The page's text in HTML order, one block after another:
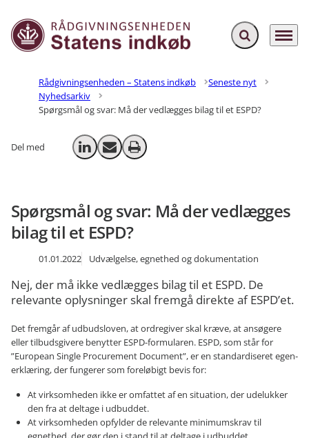
Gå til forsiden Fold søgefelt ud
Menu
Rådgivningsenheden – Statens indkøb
Seneste nyt
Nyhedsarkiv
Spørgsmål og svar: Må der vedlægges bilag til et ESPD?
Del med Del på LinkedIn
Send email
Print
Spørgsmål og svar: Må der vedlægges
bilag til et ESPD?
01.01.2022 Udvælgelse, egnethed og dokumentation
Nej, der må ikke vedlægges bilag til et ESPD. De
relevante oplysninger skal fremgå direkte af ESPD’et.
Det fremgår af udbudsloven, at ordregiver skal kræve, at ansøgere
eller tilbudsgivere benytter ESPD-formularen. ESPD, som står for
”European Single Procurement Document”, er en standardiseret egen-
erklæring, der fungerer som foreløbigt bevis for:
At virksomheden ikke er omfattet af en situation, der udelukker
den fra at deltage i udbuddet.
At virksomheden opfylder de relevante minimumskrav til